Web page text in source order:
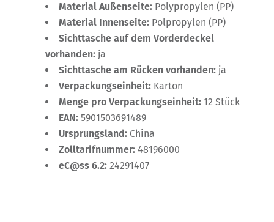
Material Außenseite: Polypropylen (PP)
Material Innenseite: Polpropylen (PP)
Sichttasche auf dem Vorderdeckel
vorhanden: ja
Sichttasche am Rücken vorhanden: ja
Verpackungseinheit: Karton
Menge pro Verpackungseinheit: 12 Stück
EAN: 5901503691489
Ursprungsland: China
Zolltarifnummer: 48196000
eC@ss 6.2: 24291407